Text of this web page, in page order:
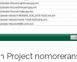
Project